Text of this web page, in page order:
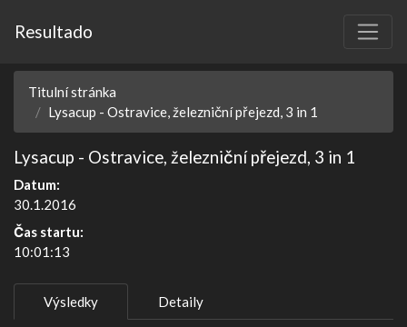
Resultado
Titulní stránka
Lysacup - Ostravice, železniční přejezd, 3 in 1
Lysacup - Ostravice, železniční přejezd, 3 in 1
Datum:
30.1.2016
Čas startu:
10:01:13
Výsledky Detaily